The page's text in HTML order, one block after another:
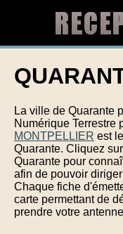
La ville de Quarante
Numérique Terrestre
MONTPELLIER est
Quarante. Cliquez
Quarante pour
afin de pouvoir
Chaque fiche
carte permettant de
prendre votre